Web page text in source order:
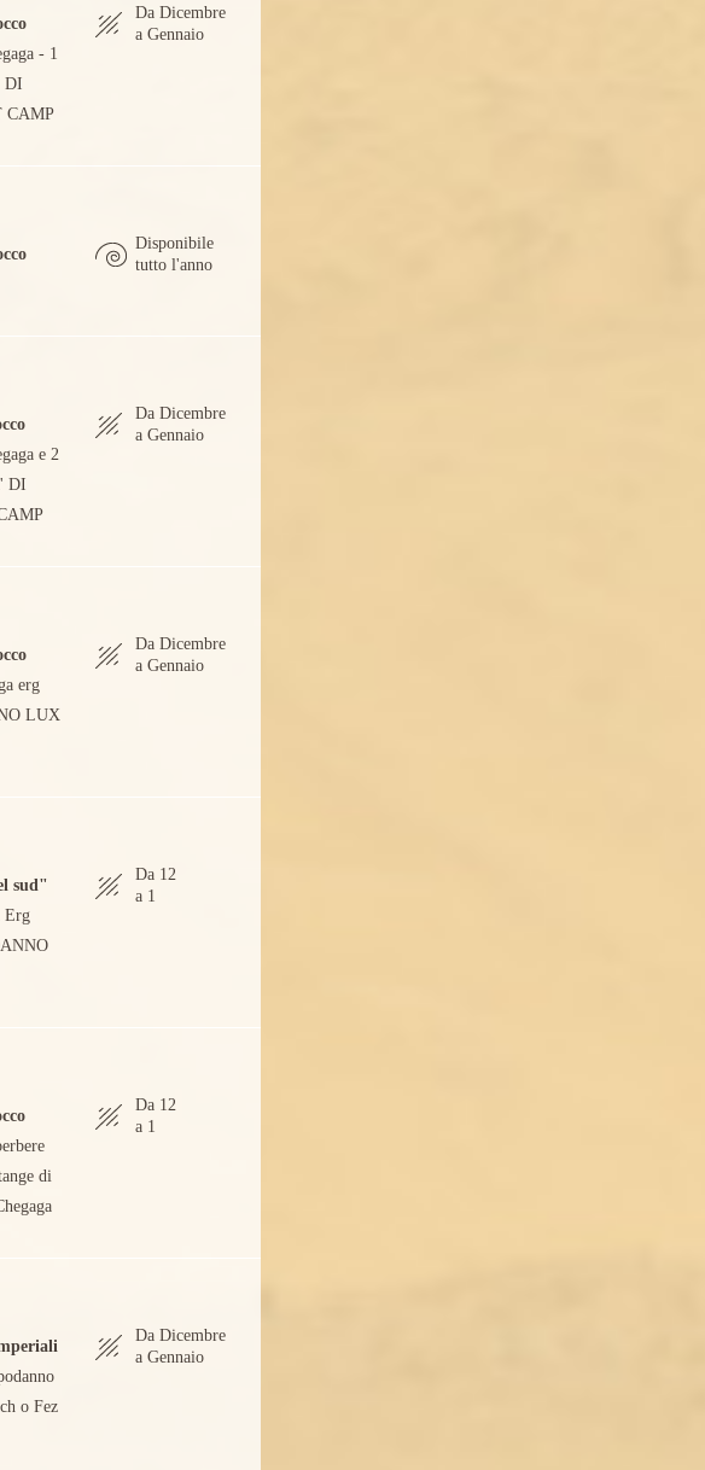
- 1
DI
CAMP
Da Dicembre
a Gennaio
Disponibile
tutto l'anno
e 2
DI
Da Dicembre
a Gennaio
erg
LUX
Da Dicembre
a Gennaio
sud"
Erg
Da 12
a 1
di
Da 12
a 1
o Fez
Da Dicembre
a Gennaio